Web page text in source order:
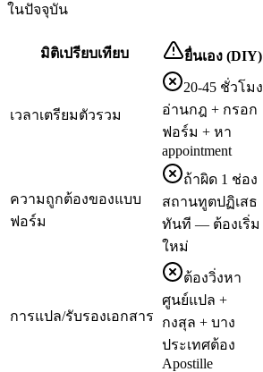
ในปัจจุบัน
มิติเปรียบเทียบ ยื่นเอง (DIY)
เวลาเตรียมตัวรวม
20-45 ชั่วโมง
อ่านกฎ + กรอก
ฟอร์ม + หา
appointment
ความถูกต้องของแบบ
ฟอร์ม
ถ้าผิด 1 ช่อง
สถานทูตปฏิเสธ
ทันที — ต้องเริ่ม
ใหม่
การแปล/รับรองเอกสาร
ต้องวิ่งหา
ศูนย์แปล +
กงสุล + บาง
ประเทศต้อง
Apostille